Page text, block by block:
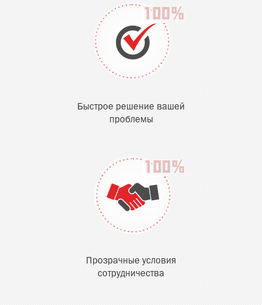
Быстрое решение вашей
проблемы
Прозрачные условия
сотрудничества